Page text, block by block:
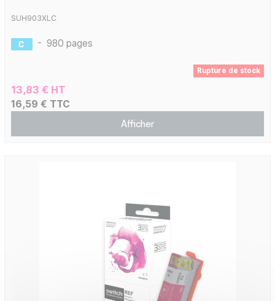
SUH903XLC
- 980 pages
Rupture de stock
13,83 € HT
16,59 € TTC
Afficher